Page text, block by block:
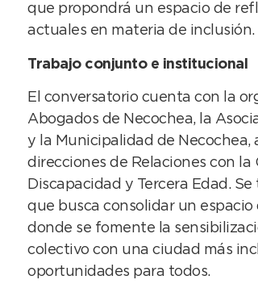
que propondrá un espacio de
actuales en materia de inclusión.
Trabajo conjunto e institucional
El conversatorio cuenta con la
Abogados de Necochea, la
y la Municipalidad de Necochea,
direcciones de Relaciones con la
Discapacidad y Tercera Edad.
que busca consolidar un
donde se fomente la
colectivo con una ciudad más
oportunidades para todos.